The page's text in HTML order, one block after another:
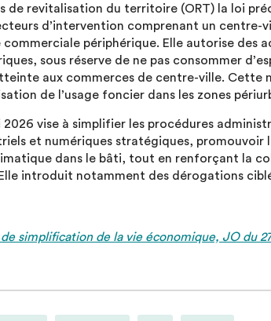
de revitalisation du territoire (ORT) la loi
d’intervention comprenant un centre-
périphérique. Elle autorise des
sous réserve de ne pas consommer
aux commerces de centre-ville. Cette
de l’usage foncier dans les zones
2026 vise à simplifier les procédures
et numériques stratégiques, promouvoir
dans le bâti, tout en renforçant la
introduit notamment des dérogations
simplification de la vie économique, JO du